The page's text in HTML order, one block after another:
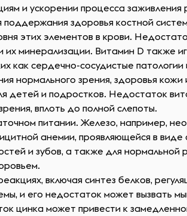
и ускорении процесса заживления
здоровья костной
этих элементов в крови.
их минерализации. Витамин D
как сердечно-сосудистые
нормального зрения, здоровья кожи
детей и подростков. Недостаток
вплоть до полной слепоты.
питании. Железо, например,
анемии, проявляющейся в
и зубов, а также для
включая синтез белков,
и его недостаток может вызвать
цинка может привести к